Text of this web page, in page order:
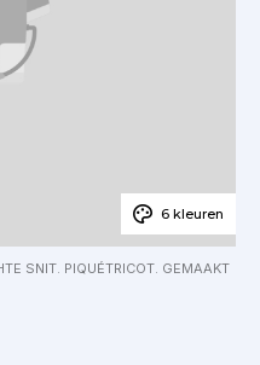
6 kleuren
SNIT. PIQUÉTRICOT. GEMAAKT